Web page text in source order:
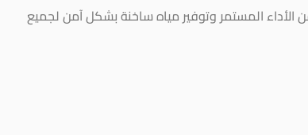
الأداء المستمر وتوفير مياه ساخنة بشكل آمن لجميع